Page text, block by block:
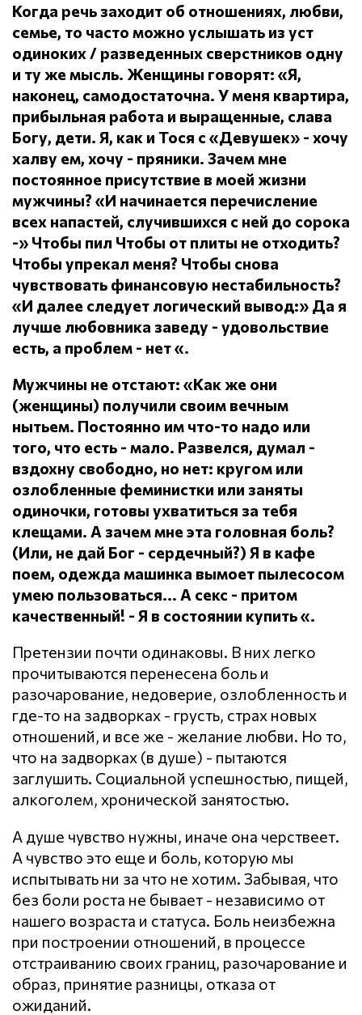
Когда речь заходит об отношениях, любви,
семье, то часто можно услышать из уст
одиноких / разведенных сверстников одну
и ту же мысль. Женщины говорят: «Я,
наконец, самодостаточна. У меня квартира,
прибыльная работа и выращенные, слава
Богу, дети. Я, как и Тося с «Девушек» - хочу
халву ем, хочу - пряники. Зачем мне
постоянное присутствие в моей жизни
мужчины? «И начинается перечисление
всех напастей, случившихся с ней до сорока
-» Чтобы пил Чтобы от плиты не отходить?
Чтобы упрекал меня? Чтобы снова
чувствовать финансовую нестабильность?
«И далее следует логический вывод:» Да я
лучше любовника заведу - удовольствие
есть, а проблем - нет «.
Мужчины не отстают: «Как же они
(женщины) получили своим вечным
нытьем. Постоянно им что-то надо или
того, что есть - мало. Развелся, думал -
вздохну свободно, но нет: кругом или
озлобленные феминистки или заняты
одиночки, готовы ухватиться за тебя
клещами. А зачем мне эта головная боль?
(Или, не дай Бог - сердечный?) Я в кафе
поем, одежда машинка вымоет пылесосом
умею пользоваться... А секс - притом
качественный! - Я в состоянии купить «.
Претензии почти одинаковы. В них легко
прочитываются перенесена боль и
разочарование, недоверие, озлобленность и
где-то на задворках - грусть, страх новых
отношений, и все же - желание любви. Но то,
что на задворках (в душе) - пытаются
заглушить. Социальной успешностью, пищей,
алкоголем, хронической занятостью.
А душе чувство нужны, иначе она черствеет.
А чувство это еще и боль, которую мы
испытывать ни за что не хотим. Забывая, что
без боли роста не бывает - независимо от
нашего возраста и статуса. Боль неизбежна
при построении отношений, в процессе
отстраиванию своих границ, разочарование и
образ, принятие разницы, отказа от
ожиданий.